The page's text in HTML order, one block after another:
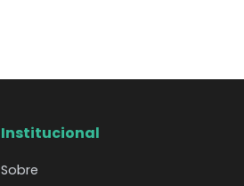
Institucional
Sobre